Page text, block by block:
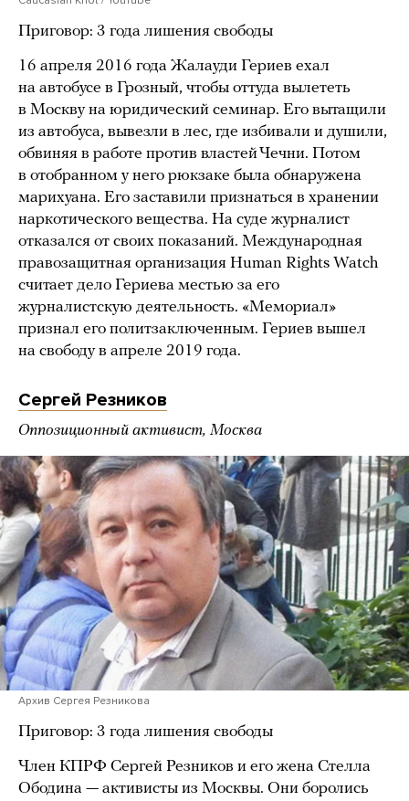
Приговор: 3 года лишения свободы
16 апреля 2016 года Жалауди Гериев ехал
на автобусе в Грозный, чтобы оттуда вылететь
в Москву на юридический семинар. Его вытащили
из автобуса, вывезли в лес, где избивали и душили,
обвиняя в работе против властей Чечни. Потом
в отобранном у него рюкзаке была обнаружена
марихуана. Его заставили признаться в хранении
наркотического вещества. На суде журналист
отказался от своих показаний. Международная
правозащитная организация Human Rights Watch
считает дело Гериева местью за его
журналистскую деятельность. «Мемориал»
признал его политзаключенным. Гериев вышел
на свободу в апреле 2019 года.
Сергей Резников
Оппозиционный активист, Москва
Архив Сергея Резникова
Приговор: 3 года лишения свободы
Член КПРФ Сергей Резников и его жена Стелла
Ободина — активисты из Москвы. Они боролись